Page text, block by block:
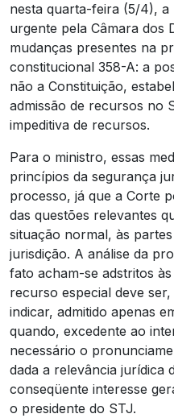
nesta quarta-feira (5/4), a
urgente pela Câmara dos
mudanças presentes na
constitucional 358-A: a
não a Constituição,
admissão de recursos no
impeditiva de recursos.
Para o ministro, essas
princípios da segurança
processo, já que a Corte
das questões relevantes
situação normal, às
jurisdição. A análise da
fato acham-se adstritos
recurso especial deve
indicar, admitido apenas
quando, excedente ao
necessário o
dada a relevância jurídica
conseqüente interesse
o presidente do STJ.